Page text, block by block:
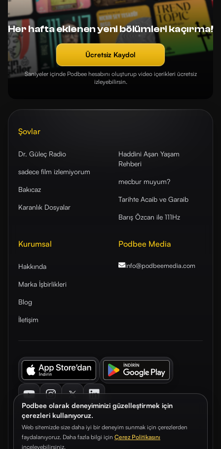
Podbee olarak deneyiminizi güzelleştirmek için
çerezleri kullanıyoruz.
Web sitemizde size daha iyi bir deneyim sunmak için çerezlerden
faydalanıyoruz. Daha fazla bilgi için Çerez Politikasını
inceleyebilirsiniz.
Her hafta eklenen yeni bölümleri kaçırma!
Ücretsiz Kaydol
Saniyeler içinde Podbee hesabını oluşturup video içerikleri ücretsiz
izleyebilirsin.
Şovlar
Dr. Güleç Radio
sadece film izlemiyorum
Bakıcaz
Karanlık Dosyalar
Haddini Aşan Yaşam
Rehberi
mecbur muyum?
Tarihte Acaib ve Garaib
Barış Özcan ile 111Hz
Kurumsal
Hakkında
Marka İşbirlikleri
Blog
İletişim
Podbee Media
info@podbeemedia.com
© 2026. Podbee Media. Tüm hakları saklıdır.